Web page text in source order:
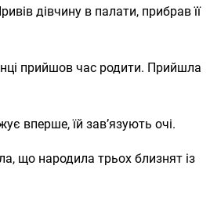
дівчину в палати, прибрав її
прийшов час родити. Прийшла
вперше, їй зав’язують очі.
що народила трьох близнят із